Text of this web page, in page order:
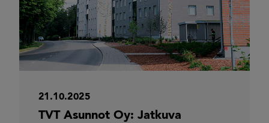
21.10.2025
TVT Asunnot Oy: Jatkuva